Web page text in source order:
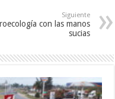
Siguiente
con las manos
sucias